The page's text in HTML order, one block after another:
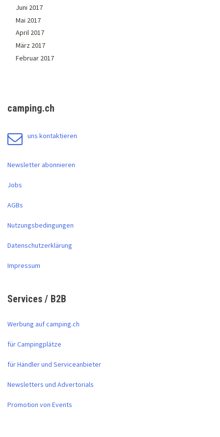
Juni 2017
Mai 2017
April 2017
März 2017
Februar 2017
camping.ch
uns kontaktieren
Newsletter abonnieren
Jobs
AGBs
Nutzungsbedingungen
Datenschutzerklärung
Impressum
Services / B2B
Werbung auf camping.ch
für Campingplätze
für Händler und Serviceanbieter
Newsletters und Advertorials
Promotion von Events